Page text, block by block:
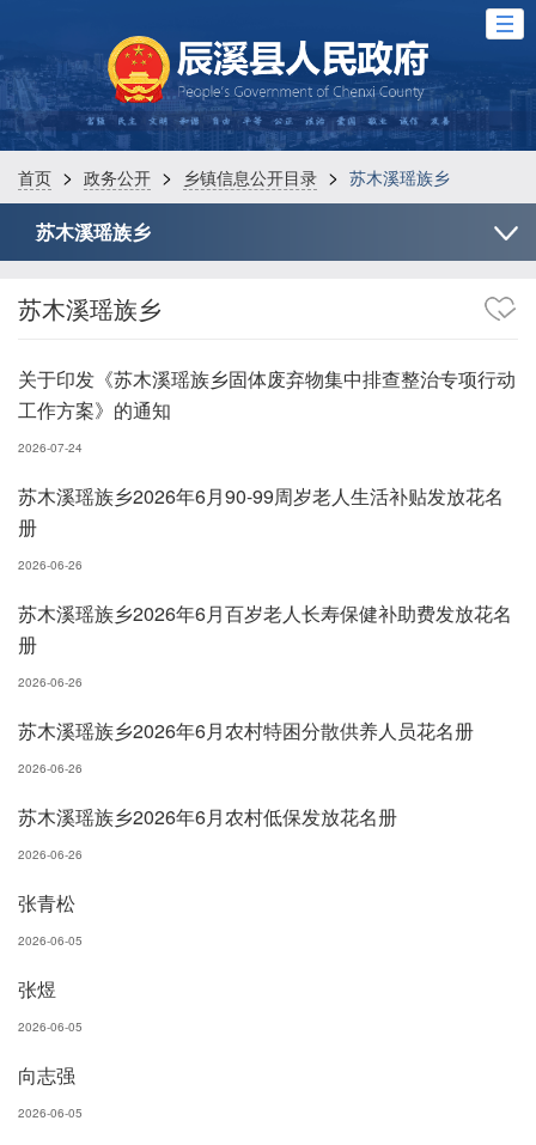
首页 > 政务公开 > 乡镇信息公开目录 > 苏木溪瑶族乡
苏木溪瑶族乡
苏木溪瑶族乡
关于印发《苏木溪瑶族乡固体废弃物集中排查整治专项行动
工作方案》的通知
2026-07-24
苏木溪瑶族乡2026年6月90-99周岁老人生活补贴发放花名
册
2026-06-26
苏木溪瑶族乡2026年6月百岁老人长寿保健补助费发放花名
册
2026-06-26
苏木溪瑶族乡2026年6月农村特困分散供养人员花名册
2026-06-26
苏木溪瑶族乡2026年6月农村低保发放花名册
2026-06-26
张青松
2026-06-05
张煜
2026-06-05
向志强
2026-06-05